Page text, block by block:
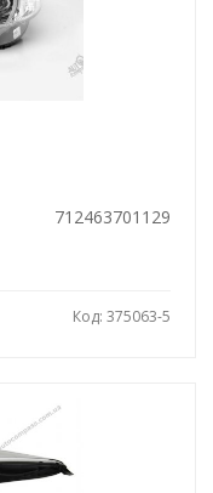
712463701129
Код: 375063-5